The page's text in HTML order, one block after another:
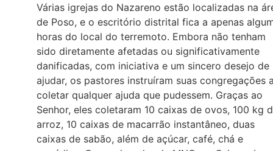
Várias igrejas do Nazareno estão localizadas na
de Poso, e o escritório distrital fica a apenas
horas do local do terremoto. Embora não tenham
sido diretamente afetadas ou significativamente
danificadas, com iniciativa e um sincero desejo de
ajudar, os pastores instruíram suas congregações
coletar qualquer ajuda que pudessem. Graças ao
Senhor, eles coletaram 10 caixas de ovos, 100 kg
arroz, 10 caixas de macarrão instantâneo, duas
caixas de sabão, além de açúcar, café, chá e